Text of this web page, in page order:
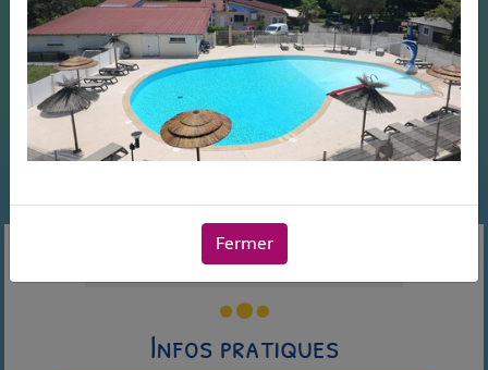
Le Camping Infos pratiques
Infos pratiques
Fermer